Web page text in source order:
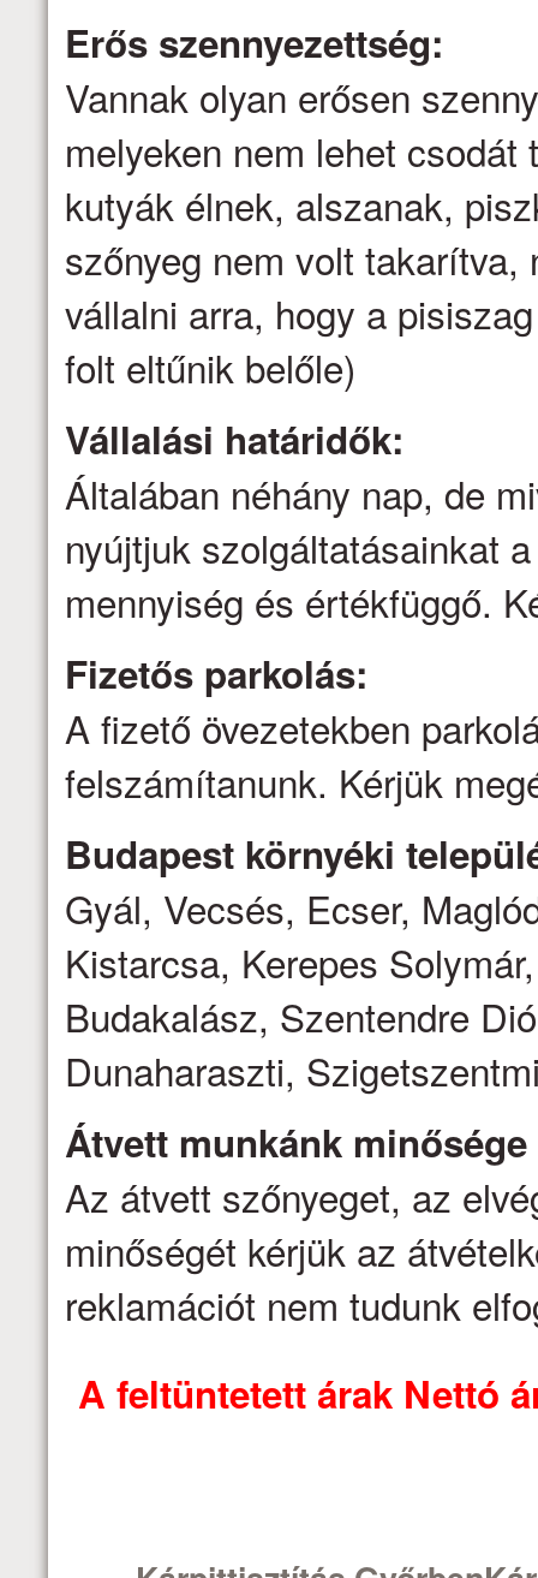
Erős szennyezettség:
Vannak olyan erősen
melyeken nem lehet
kutyák élnek, alszanak,
szőnyeg nem volt
vállalni arra, hogy a
folt eltűnik belőle)
Vállalási határidők:
Általában néhány nap, de
nyújtjuk szolgáltatásainkat
mennyiség és értékfüggő.
Fizetős parkolás:
A fizető övezetekben
felszámítanunk. Kérjük
Budapest környéki
Gyál, Vecsés, Ecser,
Kistarcsa, Kerepes
Budakalász, Szentendre
Dunaharaszti,
Átvett munkánk minősége
Az átvett szőnyeget, az
minőségét kérjük az
reklamációt nem tudunk
A feltüntetett árak Nettó